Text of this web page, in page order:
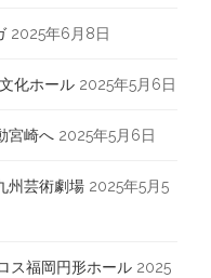
2025年6月8日
化ホール 2025年5月6日
宮崎へ 2025年5月6日
州芸術劇場 2025年5月5
ス福岡円形ホール 2025